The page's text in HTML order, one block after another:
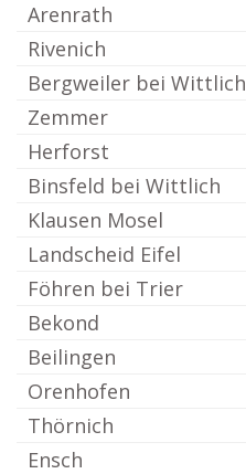
Arenrath
Rivenich
Bergweiler bei Wittlich
Zemmer
Herforst
Binsfeld bei Wittlich
Klausen Mosel
Landscheid Eifel
Föhren bei Trier
Bekond
Beilingen
Orenhofen
Thörnich
Ensch